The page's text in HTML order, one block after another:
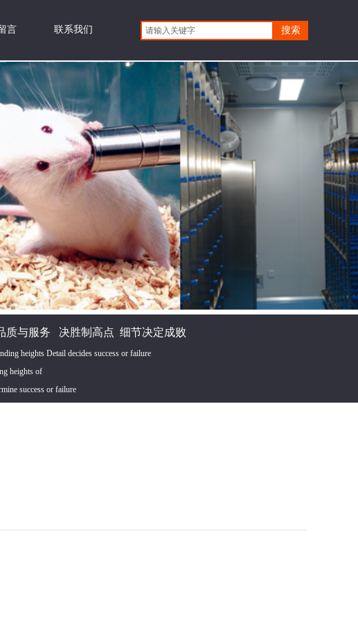
言 联系我们 更多 搜索
质与服务 决胜制高点 细节决定成败
heights Detail decides success or failure
heights of
success or failure